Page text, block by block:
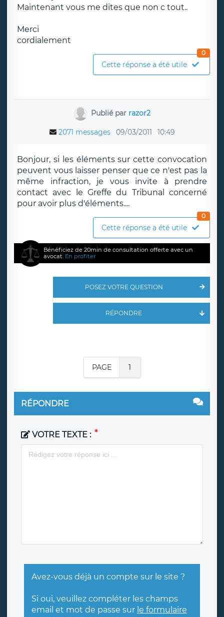
Maintenant vous me dites que non c tout..
Merci
cordialement
Cette réponse a été utile
0
Publié par razor2
2071 messages 09/03/2011 10:49
Bonjour, si les éléments sur cette convocation
peuvent vous laisser penser que ce n'est pas la
même infraction, je vous invite à prendre
contact avec le Greffe du Tribunal concerné
pour avoir plus d'éléments....
Cette réponse a été utile
0
Bénéficiez de 20min de consultation offerte avec un
avocat. En profiter
POSEZ VOTRE QUESTION
RÉPONDRE
PAGE 1
RÉPONDRE
VOTRE TEXTE :
Avez-vous déjà un compte sur le site ?
Si oui, veuillez compléter les champs
email et mot de passe sur le formulaire